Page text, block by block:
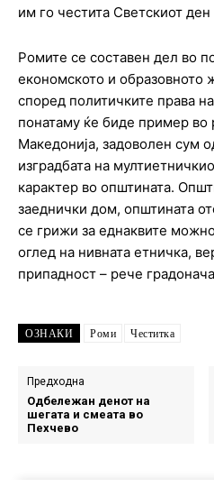
им го честита Светскиот
Ромите се составен дел во
економското и образовното
според политичките права
понатаму ќе биде пример во
Македонија, задоволен сум
изградбата на
карактер во општината.
заеднички дом, општината
се грижи за еднаквите
оглед на нивната етничка,
припадност – рече
ОЗНАКИ Роми Честитка
Предходна
Одбележан денот на
шегата и смеата во
Пехчево